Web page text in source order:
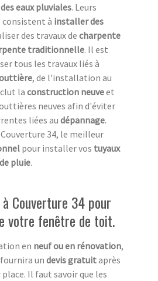
eaux pluviales. Leurs
consistent à installer des
des travaux de charpente
traditionnelle. Il est
tous les travaux liés à
, de l'installation au
la construction neuveet
neuves afin d'éviter
liées au dépannage.
34, le meilleur
pour installer vos tuyaux
pluie.
Couverture 34 pour
votre fenêtre de toit.
en neuf ou en rénovation,
un devis gratuitaprès
Il faut savoir que les